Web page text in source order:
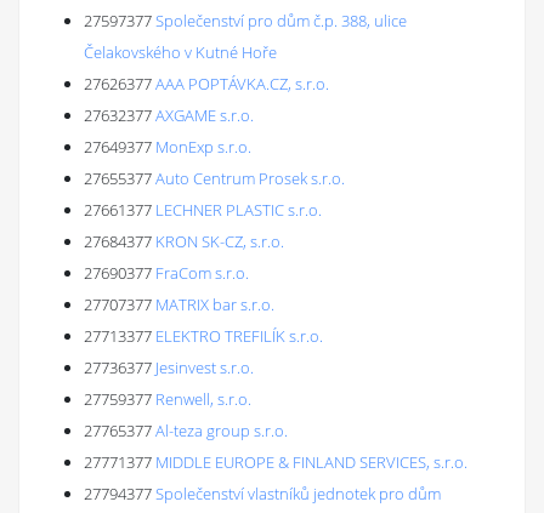
27597377Společenství pro dům č.p. 388, ulice
Čelakovského v Kutné Hoře
27626377AAA POPTÁVKA.CZ, s.r.o.
27632377AXGAME s.r.o.
27649377 MonExp s.r.o.
27655377Auto Centrum Prosek s.r.o.
27661377 LECHNER PLASTIC s.r.o.
27684377 KRON SK-CZ, s.r.o.
27690377 FraCom s.r.o.
27707377 MATRIX bar s.r.o.
27713377 ELEKTRO TREFILÍK s.r.o.
27736377 Jesinvest s.r.o.
27759377 Renwell, s.r.o.
27765377Al-teza group s.r.o.
27771377 MIDDLE EUROPE & FINLAND SERVICES, s.r.o.
27794377Společenství vlastníků jednotek pro dům